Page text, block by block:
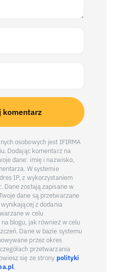
osobowych jest IFIRMA
Dodając komentarz na
dane: imię i nazwisko,
W systemie
IP, z wykorzystaniem
Dane zostają zapisane w
dane są przetwarzane
z dodania
w celu
blogu, jak również w celu
Dane w bazie systemu
przez okres
przetwarzania
się ze strony polityki
.